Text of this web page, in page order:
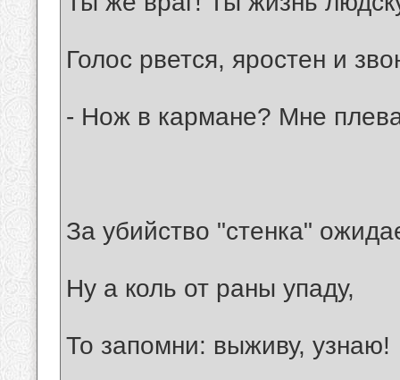
Голос рвется, яростен и
- Нож в кармане? Мне
За убийство "стенка"
Ну а коль от раны упаду,
То запомни: выживу, узнаю!